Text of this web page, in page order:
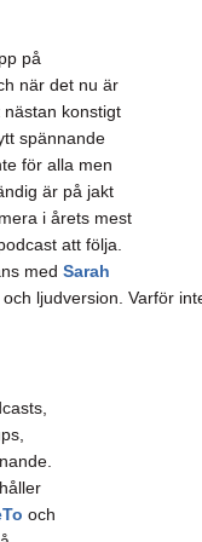
på
när det nu är
konstigt
spännande
för alla men
är på jakt
i årets mest
att följa.
med Sarah
ljudversion. Varför
och